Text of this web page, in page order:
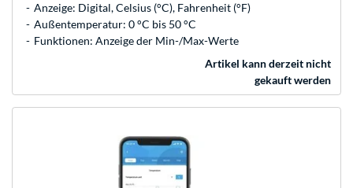
Anzeige: Digital, Celsius (°C), Fahrenheit (°F)
Außentemperatur: 0 °C bis 50 °C
Funktionen: Anzeige der Min-/Max-Werte
Artikel kann derzeit nicht
gekauft werden